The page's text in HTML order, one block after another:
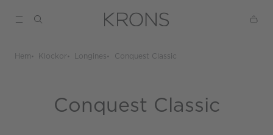
Hem Klockor Longines Conquest Classic
Conquest Classic